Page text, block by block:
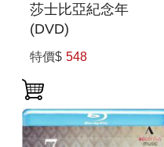
莎士比亞紀念年
(DVD)
EUROPAKONZERT
2014 FROM BERLIN
特價$ 548